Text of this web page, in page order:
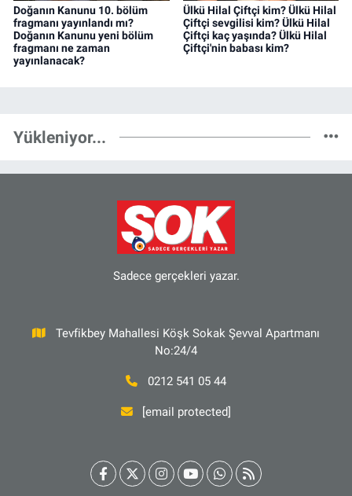
Doğanın Kanunu 10. bölüm
fragmanı yayınlandı mı?
Doğanın Kanunu yeni bölüm
fragmanı ne zaman
yayınlanacak?
Ülkü Hilal Çiftçi kim? Ülkü Hilal
Çiftçi sevgilisi kim? Ülkü Hilal
Çiftçi kaç yaşında? Ülkü Hilal
Çiftçi'nin babası kim?
Yükleniyor...
Sadece gerçekleri yazar.
Tevfikbey Mahallesi Köşk Sokak Şevval Apartmanı
No:24/4
0212 541 05 44
[email protected]